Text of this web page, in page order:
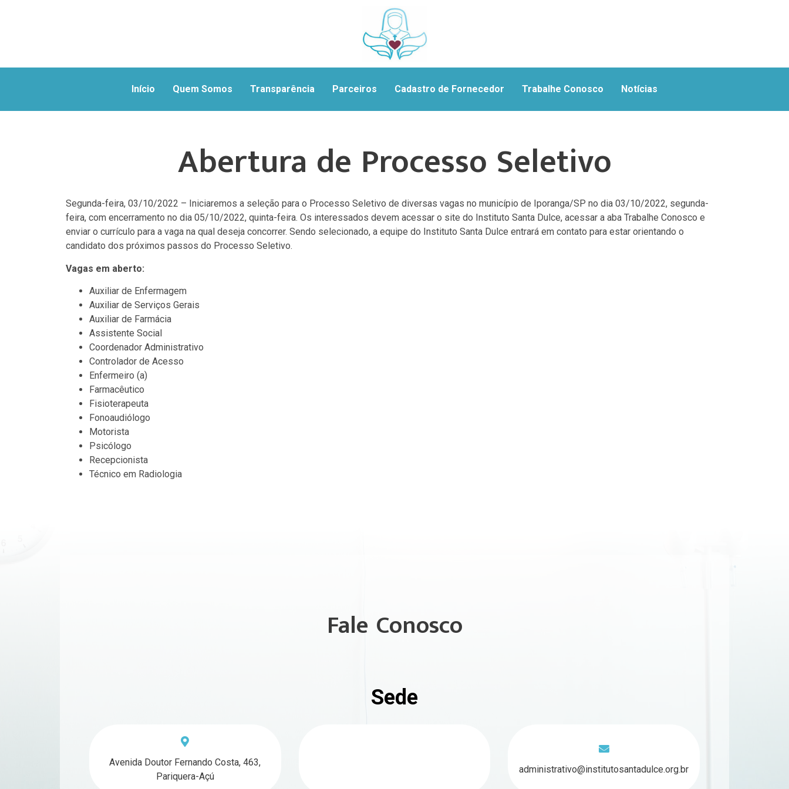
Início Quem Somos Transparência Parceiros Cadastro de Fornecedor Trabalhe Conosco Notícias
Abertura de Processo Seletivo
Segunda-feira, 03/10/2022 – Iniciaremos a seleção para o Processo Seletivo de diversas vagas no município de Iporanga/SP no dia 03/10/2022, segunda-
feira, com encerramento no dia 05/10/2022, quinta-feira. Os interessados devem acessar o site do Instituto Santa Dulce, acessar a aba Trabalhe Conosco e
enviar o currículo para a vaga na qual deseja concorrer. Sendo selecionado, a equipe do Instituto Santa Dulce entrará em contato para estar orientando o
candidato dos próximos passos do Processo Seletivo.
Vagas em aberto:
Auxiliar de Enfermagem
Auxiliar de Serviços Gerais
Auxiliar de Farmácia
Assistente Social
Coordenador Administrativo
Controlador de Acesso
Enfermeiro (a)
Farmacêutico
Fisioterapeuta
Fonoaudiólogo
Motorista
Psicólogo
Recepcionista
Técnico em Radiologia
Fale Conosco
Sede
Avenida Doutor Fernando Costa, 463,
Pariquera-Açú
administrativo@institutosantadulce.org.br